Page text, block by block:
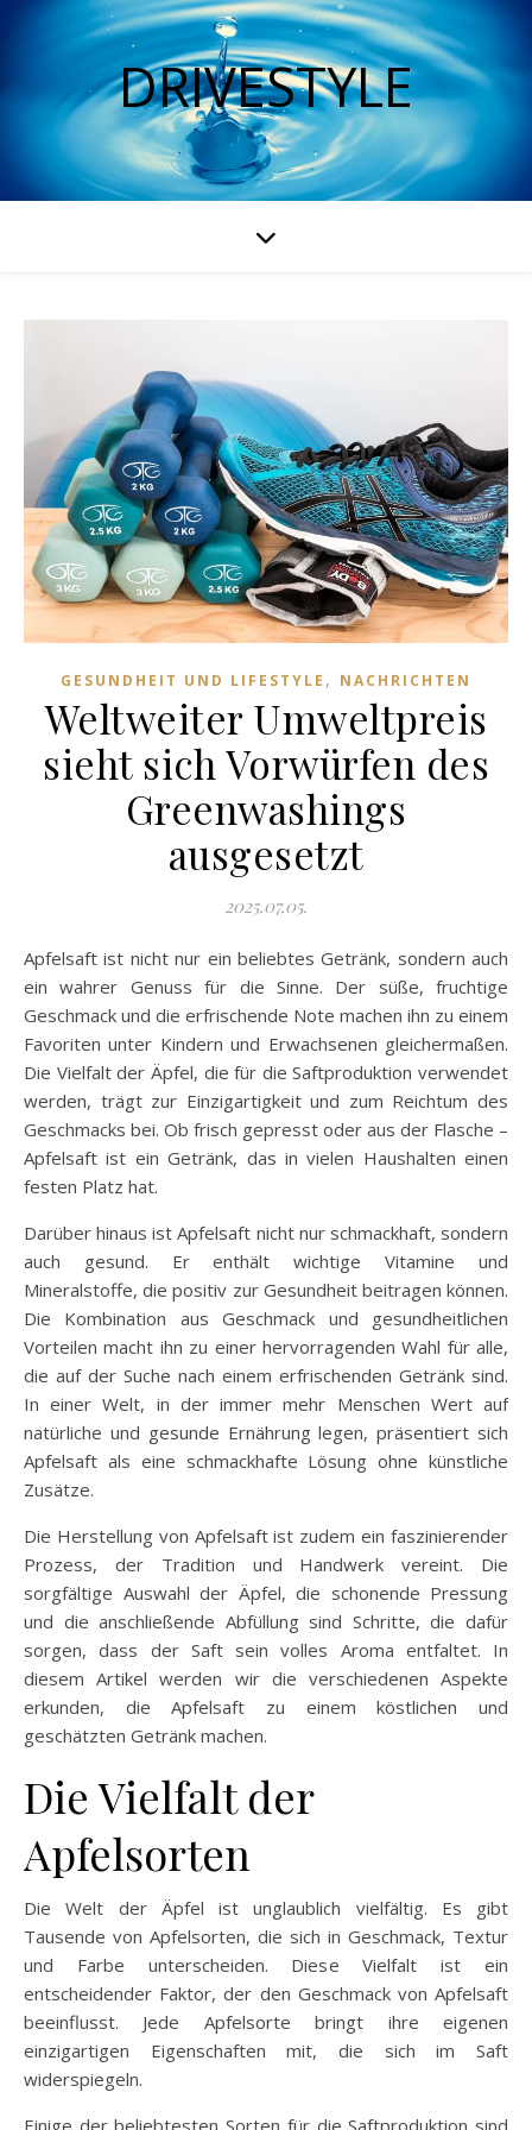
DRIVESTYLE
GESUNDHEIT UND LIFESTYLE , NACHRICHTEN
Weltweiter Umweltpreis
sieht sich Vorwürfen des
Greenwashings
ausgesetzt
2025.07.05.
Apfelsaft ist nicht nur ein beliebtes Getränk, sondern auch
ein wahrer Genuss für die Sinne. Der süße, fruchtige
Geschmack und die erfrischende Note machen ihn zu einem
Favoriten unter Kindern und Erwachsenen gleichermaßen.
Die Vielfalt der Äpfel, die für die Saftproduktion verwendet
werden, trägt zur Einzigartigkeit und zum Reichtum des
Geschmacks bei. Ob frisch gepresst oder aus der Flasche –
Apfelsaft ist ein Getränk, das in vielen Haushalten einen
festen Platz hat.
Darüber hinaus ist Apfelsaft nicht nur schmackhaft, sondern
auch gesund. Er enthält wichtige Vitamine und
Mineralstoffe, die positiv zur Gesundheit beitragen können.
Die Kombination aus Geschmack und gesundheitlichen
Vorteilen macht ihn zu einer hervorragenden Wahl für alle,
die auf der Suche nach einem erfrischenden Getränk sind.
In einer Welt, in der immer mehr Menschen Wert auf
natürliche und gesunde Ernährung legen, präsentiert sich
Apfelsaft als eine schmackhafte Lösung ohne künstliche
Zusätze.
Die Herstellung von Apfelsaft ist zudem ein faszinierender
Prozess, der Tradition und Handwerk vereint. Die
sorgfältige Auswahl der Äpfel, die schonende Pressung
und die anschließende Abfüllung sind Schritte, die dafür
sorgen, dass der Saft sein volles Aroma entfaltet. In
diesem Artikel werden wir die verschiedenen Aspekte
erkunden, die Apfelsaft zu einem köstlichen und
geschätzten Getränk machen.
Die Vielfalt der
Apfelsorten
Die Welt der Äpfel ist unglaublich vielfältig. Es gibt
Tausende von Apfelsorten, die sich in Geschmack, Textur
und Farbe unterscheiden. Diese Vielfalt ist ein
entscheidender Faktor, der den Geschmack von Apfelsaft
beeinflusst. Jede Apfelsorte bringt ihre eigenen
einzigartigen Eigenschaften mit, die sich im Saft
widerspiegeln.
Einige der beliebtesten Sorten für die Saftproduktion sind